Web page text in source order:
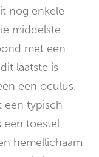
nog enkele
middelste
met een
laatste is
een oculus.
typisch
een toestel
hemellichaam